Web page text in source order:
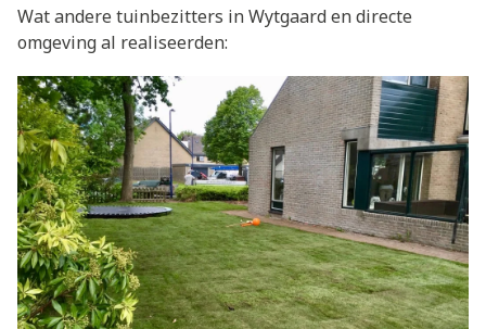
Wat andere tuinbezitters in Wytgaard en directe
omgeving al realiseerden: